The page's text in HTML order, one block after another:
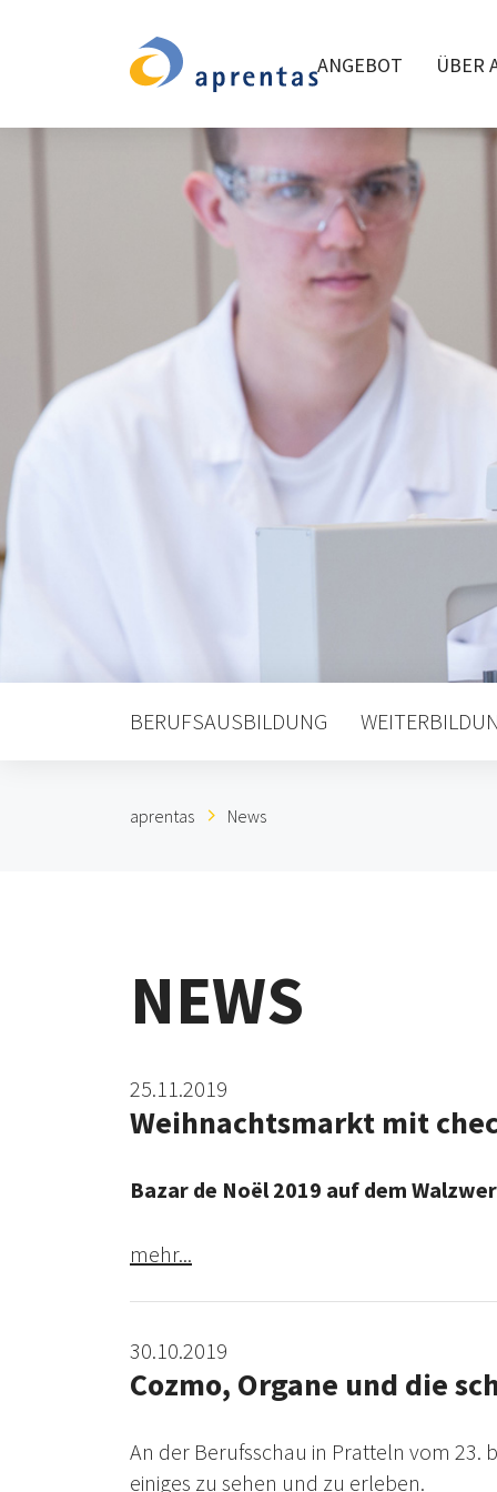
ANGEBOT ÜBER
BERUFSAUSBILDUNG
aprentas News
NEWS
25.11.2019
Weihnachtsmarkt mit
Bazar de Noël 2019 auf dem
mehr...
30.10.2019
Cozmo, Organe und die
An der Berufsschau in Pratteln vom 23.
einiges zu sehen und zu erleben.